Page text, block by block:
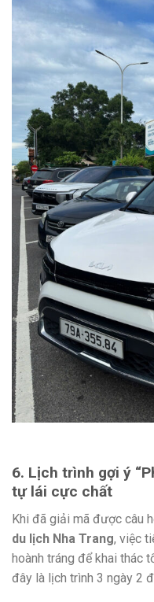
6. Lịch trình gợi ý
tự lái cực chất
Khi đã giải mã được câu
du lịch Nha Trang, việc
hoành tráng để khai thác
đây là lịch trình 3 ngày 2